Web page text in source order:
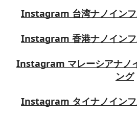
Instagram 台湾ナノイン
Instagram 香港ナノイン
Instagram マレーシアナノ
ング
Instagram タイナノイン